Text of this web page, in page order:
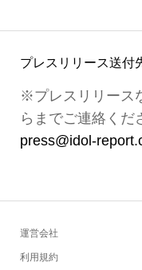
プレスリリース送付
※プレスリリース
らまでご連絡くだ
press@idol-
運営会社
利用規約